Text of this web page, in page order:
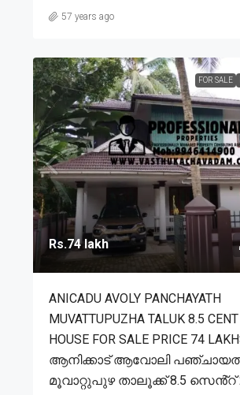
57 years ago
FOR SALE
Rs.74 lakh
ANICADU AVOLY PANCHAYATH
MUVATTUPUZHA TALUK 8.5
HOUSE FOR SALE PRICE 74
ആനിക്കാട് ആവോലി
മൂവാറ്റുപുഴ താലൂക്ക് 8.5 സെൻ്റ്